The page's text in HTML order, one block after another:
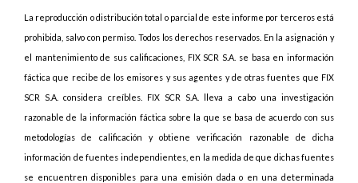
La reproducción o distribución total o parcial de este informe por terceros está
prohibida, salvo con permiso. Todos los derechos reservados. En la asignación y
el mantenimiento de sus calificaciones, FIX SCR S.A. se basa en información
fáctica que recibe de los emisores y sus agentes y de otras fuentes que FIX
SCR S.A. considera creíbles. FIX SCR S.A. lleva a cabo una investigación
razonable de la información fáctica sobre la que se basa de acuerdo con sus
metodologías de calificación y obtiene verificación razonable de dicha
información de fuentes independientes, en la medida de que dichas fuentes
se encuentren disponibles para una emisión dada o en una determinada